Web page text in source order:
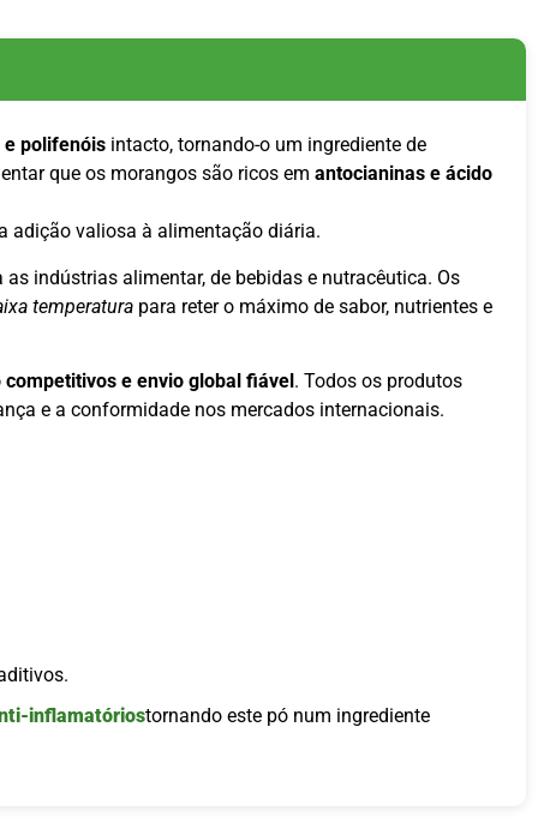
e polifenóis intacto, tornando-o um ingrediente de
que os morangos são ricos em antocianinas e ácido
adição valiosa à alimentação diária.
indústrias alimentar, de bebidas e nutracêutica. Os
temperatura para reter o máximo de sabor, nutrientes e
e envio global fiável . Todos os produtos
e a conformidade nos mercados internacionais.
inflamatóriostornando este pó num ingrediente